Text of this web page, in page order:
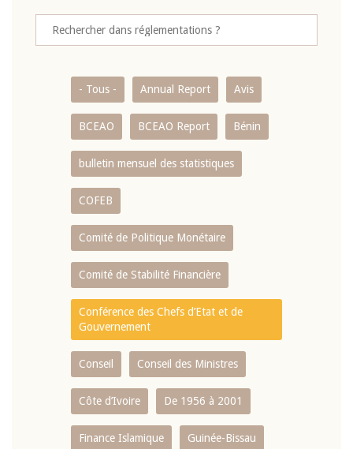
- Tous - Annual Report Avis
BCEAO BCEAO Report Bénin
bulletin mensuel des statistiques
COFEB
Comité de Politique Monétaire
Comité de Stabilité Financière
Conférence des Chefs d’Etat et de
Gouvernement
Conseil Conseil des Ministres
Côte d’Ivoire De 1956 à 2001
Finance Islamique Guinée-Bissau